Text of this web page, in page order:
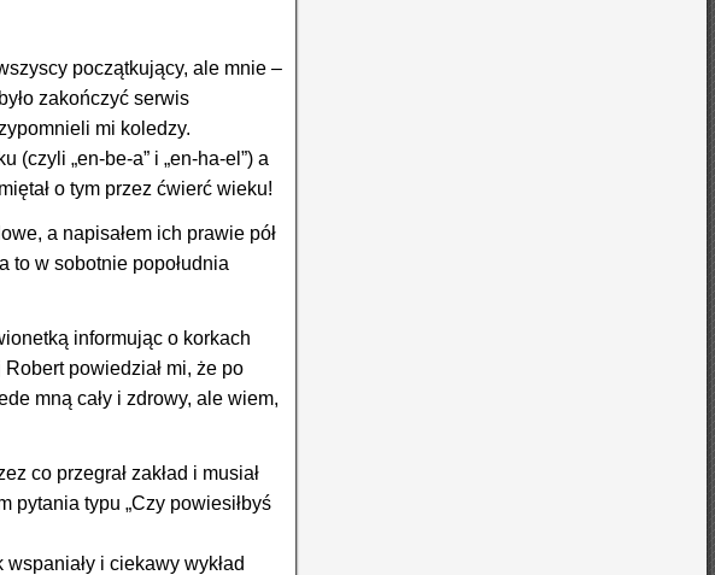
początkujący, ale mnie –
zakończyć serwis
mi koledzy.
(czyli „en-be-a” i „en-ha-el”) a
o tym przez ćwierć wieku!
a napisałem ich prawie pół
to w sobotnie popołudnia
informując o korkach
powiedział mi, że po
mną cały i zdrowy, ale wiem,
co przegrał zakład i musiał
pytania typu „Czy powiesiłbyś
i ciekawy wykład